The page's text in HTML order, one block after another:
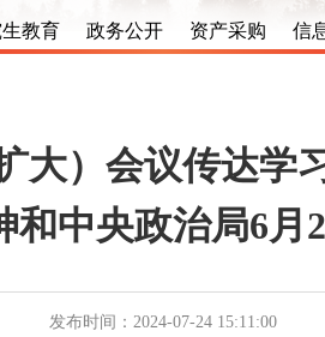
教育 政务公开 资产采购 信
大）会议传达学
和中央政治局6月
发布时间：2024-07-24 15:11:00